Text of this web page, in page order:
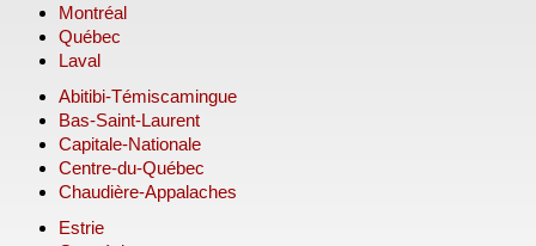
Montréal
Québec
Laval
Abitibi-Témiscamingue
Bas-Saint-Laurent
Capitale-Nationale
Centre-du-Québec
Chaudière-Appalaches
Estrie